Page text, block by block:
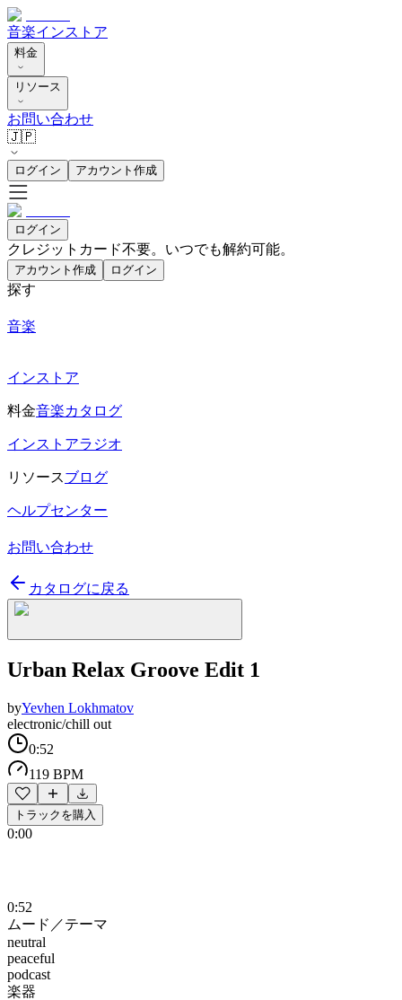
音楽インストア
料金
リソース
お問い合わせ
🇯🇵
ログイン アカウント作成
ログイン
クレジットカード不要。いつでも解約可能。
アカウント作成 ログイン
探す
音楽
インストア
料金音楽カタログ
インストアラジオ
リソースブログ
ヘルプセンター
お問い合わせ
カタログに戻る
Urban Relax Groove Edit 1
byYevhen Lokhmatov
electronic/chill out
0:52
119 BPM
トラックを購入
0:00
0:52
ムード／テーマ
neutral
peaceful
podcast
楽器